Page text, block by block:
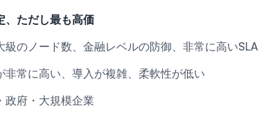
、ただし最も高価
級のノード数、金融レベルの防御、非常に高いSLA
非常に高い、導入が複雑、柔軟性が低い
政府・大規模企業